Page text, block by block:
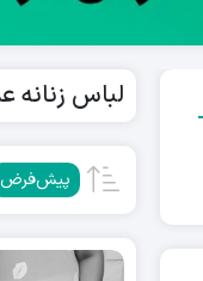
لباس زنانه
پیش‌فرض